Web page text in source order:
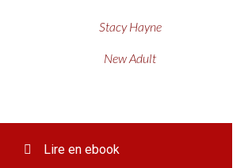
Stacy Hayne
New Adult
Lire en ebook